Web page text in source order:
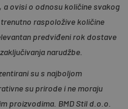
a ovisi o odnosu količine svakog
raspoložive količine
predviđeni rok dostave
narudžbe.
su s najboljom
su prirode i ne moraju
proizvodima. BMD Stil d.o.o.